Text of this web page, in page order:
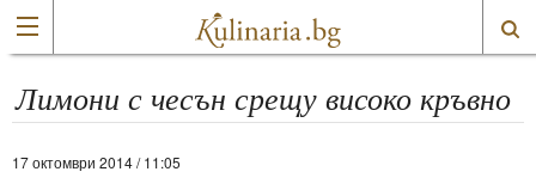
Лимони с чесън срещу високо кръвно
17 октомври 2014 / 11:05